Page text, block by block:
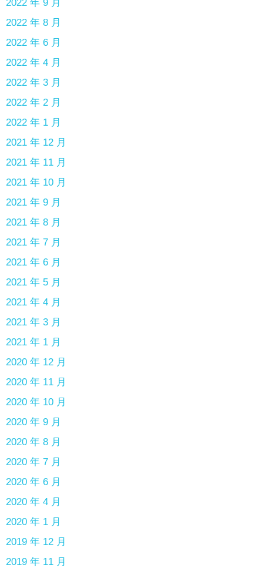
2022 年 9 月
2022 年 8 月
2022 年 6 月
2022 年 4 月
2022 年 3 月
2022 年 2 月
2022 年 1 月
2021 年 12 月
2021 年 11 月
2021 年 10 月
2021 年 9 月
2021 年 8 月
2021 年 7 月
2021 年 6 月
2021 年 5 月
2021 年 4 月
2021 年 3 月
2021 年 1 月
2020 年 12 月
2020 年 11 月
2020 年 10 月
2020 年 9 月
2020 年 8 月
2020 年 7 月
2020 年 6 月
2020 年 4 月
2020 年 1 月
2019 年 12 月
2019 年 11 月